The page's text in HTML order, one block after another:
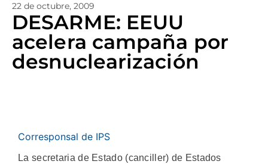
22 de octubre, 2009
DESARME: EEUU
acelera campaña por
desnuclearización
Corresponsal de IPS
La secretaria de Estado (canciller) de Estados